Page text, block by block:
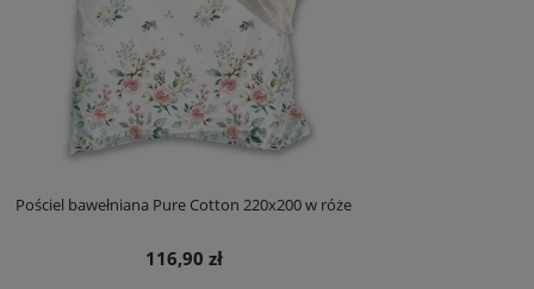
Pościel bawełniana Pure Cotton 220x200 w róże
116,90 zł